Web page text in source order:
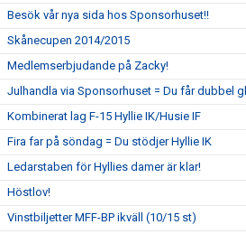
Besök vår nya sida hos Sponsorhuset!!
Skånecupen 2014/2015
Medlemserbjudande på Zacky!
Julhandla via Sponsorhuset = Du får dubbel
Kombinerat lag F-15 Hyllie IK/Husie IF
Fira far på söndag = Du stödjer Hyllie IK
Ledarstaben för Hyllies damer är klar!
Höstlov!
Vinstbiljetter MFF-BP ikväll (10/15 st)